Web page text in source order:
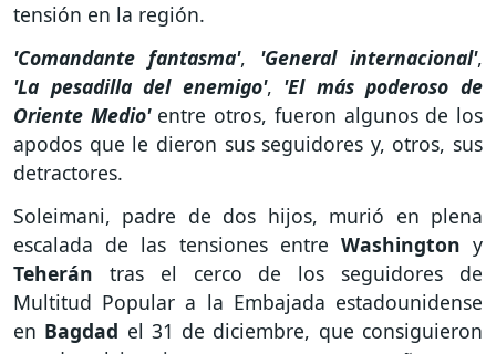
tensión en la región.
'Comandante fantasma', 'General internacional',
'La pesadilla del enemigo', 'El más poderoso de
Oriente Medio'entre otros, fueron algunos de los
apodos que le dieron sus seguidores y, otros, sus
detractores.
Soleimani, padre de dos hijos, murió en plena
escalada de las tensiones entre Washingtony
Teherán tras el cerco de los seguidores de
Multitud Popular a la Embajada estadounidense
en Bagdad el 31 de diciembre, que consiguieron